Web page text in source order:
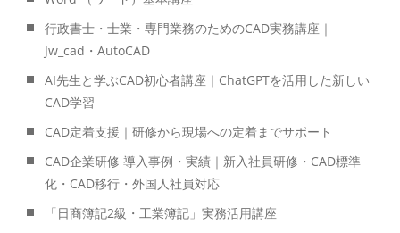
行政書士・士業・専門業務のためのCAD実務講座｜
Jw_cad・AutoCAD
AI先生と学ぶCAD初心者講座｜ChatGPTを活用した新しい
CAD学習
CAD定着支援｜研修から現場への定着までサポート
CAD企業研修 導入事例・実績｜新入社員研修・CAD標準
化・CAD移行・外国人社員対応
「日商簿記2級・工業簿記」実務活用講座